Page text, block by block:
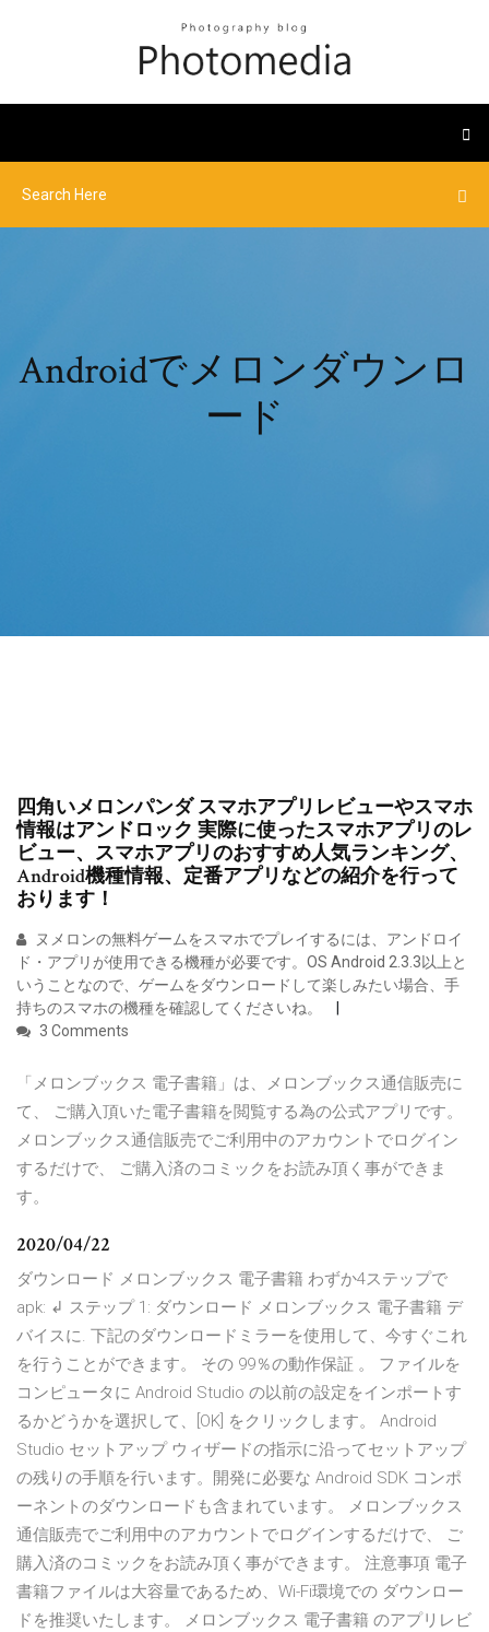
Androidでメロンダウンロ
ード
四角いメロンパンダ スマホアプリレビューやスマホ
情報はアンドロック 実際に使ったスマホアプリのレ
ビュー、スマホアプリのおすすめ人気ランキング、
Android機種情報、定番アプリなどの紹介を行って
おります！
ヌメロンの無料ゲームをスマホでプレイするには、アンドロイ
ド・アプリが使用できる機種が必要です。OS Android 2.3.3以上と
いうことなので、ゲームをダウンロードして楽しみたい場合、手
持ちのスマホの機種を確認してくださいね。
3 Comments
「メロンブックス 電子書籍」は、メロンブックス通信販売に
て、 ご購入頂いた電子書籍を閲覧する為の公式アプリです。
メロンブックス通信販売でご利用中のアカウントでログイン
するだけで、 ご購入済のコミックをお読み頂く事ができま
す。
2020/04/22
ダウンロード メロンブックス 電子書籍 わずか4ステップで
apk: ↲ ステップ 1: ダウンロード メロンブックス 電子書籍 デ
バイスに. 下記のダウンロードミラーを使用して、今すぐこれ
を行うことができます。 その 99％の動作保証 。 ファイルを
コンピュータに Android Studio の以前の設定をインポートす
るかどうかを選択して、[OK] をクリックします。 Android
Studio セットアップ ウィザードの指示に沿ってセットアップ
の残りの手順を行います。開発に必要な Android SDK コンポ
ーネントのダウンロードも含まれています。 メロンブックス
通信販売でご利用中のアカウントでログインするだけで、 ご
購入済のコミックをお読み頂く事ができます。 注意事項 電子
書籍ファイルは大容量であるため、Wi-Fi環境での ダウンロー
ドを推奨いたします。 メロンブックス 電子書籍 のアプリレビ